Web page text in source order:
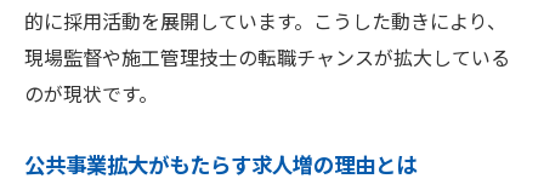
的に採用活動を展開しています。こうした動きにより、
現場監督や施工管理技士の転職チャンスが拡大している
のが現状です。
公共事業拡大がもたらす求人増の理由とは